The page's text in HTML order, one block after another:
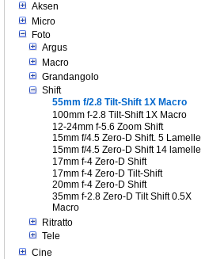
Aksen
Micro
Foto
Argus
Macro
Grandangolo
Shift
55mm f/2.8 Tilt-Shift 1X Macro
100mm f-2.8 Tilt-Shift 1X Macro
12-24mm f-5.6 Zoom Shift
15mm f/4.5 Zero-D Shift. 5 Lamelle
15mm f/4.5 Zero-D Shift 14 lamelle
17mm f-4 Zero-D Shift
17mm f-4 Zero-D Tilt-Shift
20mm f-4 Zero-D Shift
35mm f-2.8 Zero-D Tilt Shift 0.5X
Macro
Ritratto
Tele
Cine